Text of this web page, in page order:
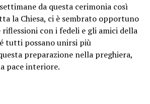
da questa cerimonia così
la Chiesa, ci è sembrato opportuno
riflessioni con i fedeli e gli amici della
tutti possano unirsi più
preparazione nella preghiera,
pace interiore.